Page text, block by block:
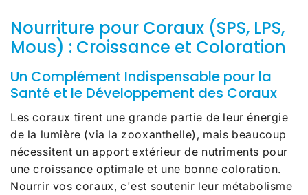
Nourriture pour Coraux (SPS, LPS,
Mous) : Croissance et Coloration
Un Complément Indispensable pour la
Santé et le Développement des Coraux
Les coraux tirent une grande partie de leur énergie
de la lumière (via la zooxanthelle), mais beaucoup
nécessitent un apport extérieur de nutriments pour
une croissance optimale et une bonne coloration.
Nourrir vos coraux, c'est soutenir leur métabolisme